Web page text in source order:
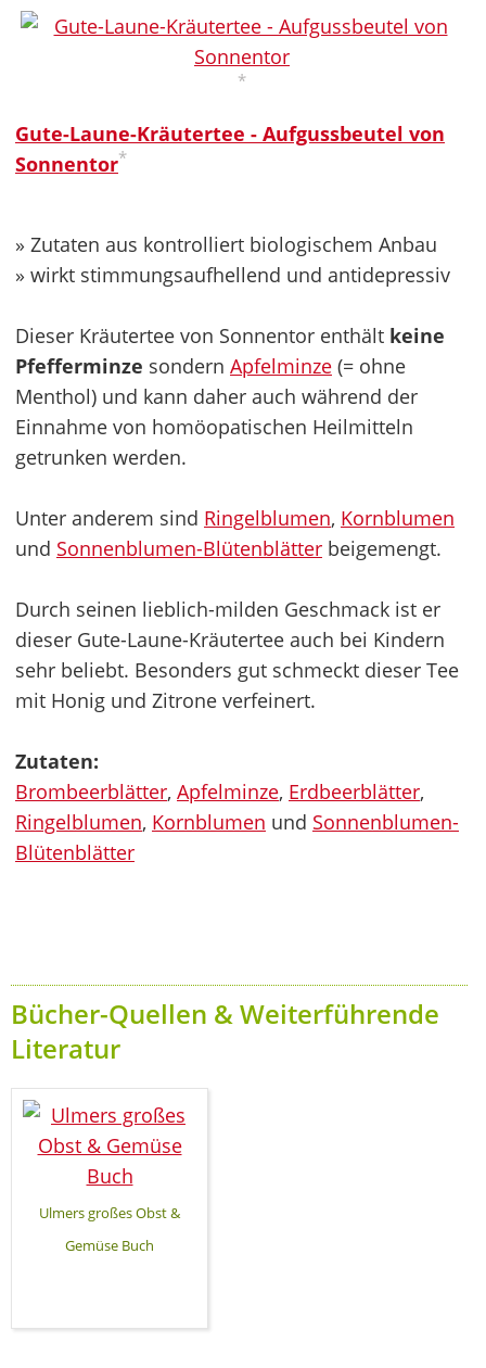
*
Gute-Laune-Kräutertee - Aufgussbeutel von
Sonnentor*
» Zutaten aus kontrolliert biologischem Anbau
» wirkt stimmungsaufhellend und antidepressiv
Dieser Kräutertee von Sonnentor enthält keine
Pfefferminze sondern Apfelminze (= ohne
Menthol) und kann daher auch während der
Einnahme von homöopatischen Heilmitteln
getrunken werden.
Unter anderem sind Ringelblumen, Kornblumen
und Sonnenblumen-Blütenblätter beigemengt.
Durch seinen lieblich-milden Geschmack ist er
dieser Gute-Laune-Kräutertee auch bei Kindern
sehr beliebt. Besonders gut schmeckt dieser Tee
mit Honig und Zitrone verfeinert.
Zutaten:
Brombeerblätter, Apfelminze, Erdbeerblätter,
Ringelblumen, Kornblumen und Sonnenblumen-
Blütenblätter
Bücher-Quellen & Weiterführende
Literatur
Ulmers großes Obst &
Gemüse Buch